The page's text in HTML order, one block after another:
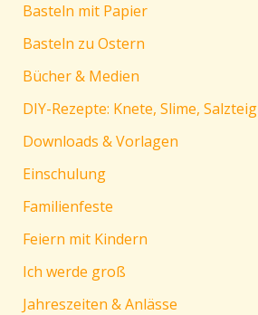
Basteln mit Papier
Basteln zu Ostern
Bücher & Medien
DIY-Rezepte: Knete, Slime, Salzteig
Downloads & Vorlagen
Einschulung
Familienfeste
Feiern mit Kindern
Ich werde groß
Jahreszeiten & Anlässe